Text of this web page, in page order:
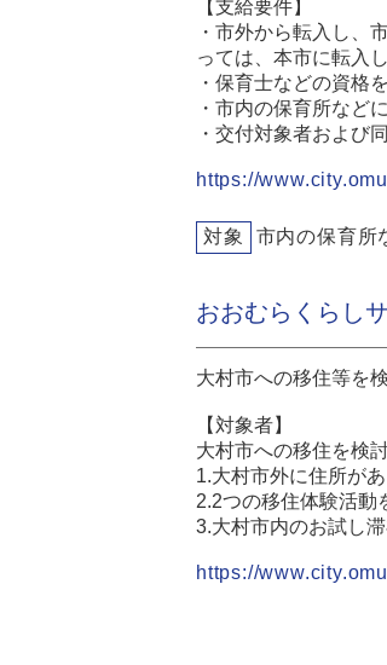
【支給要件】
・市外から転入し、
っては、本市に転入
・保育士などの資格
・市内の保育所など
・交付対象者および
https://
対象 市内の保育所
おおむらくらし
大村市への移住等を
【対象者】
大村市への移住を検
1.大村市外に住所があ
2.2つの移住体験活動
3.大村市内のお試し
https://